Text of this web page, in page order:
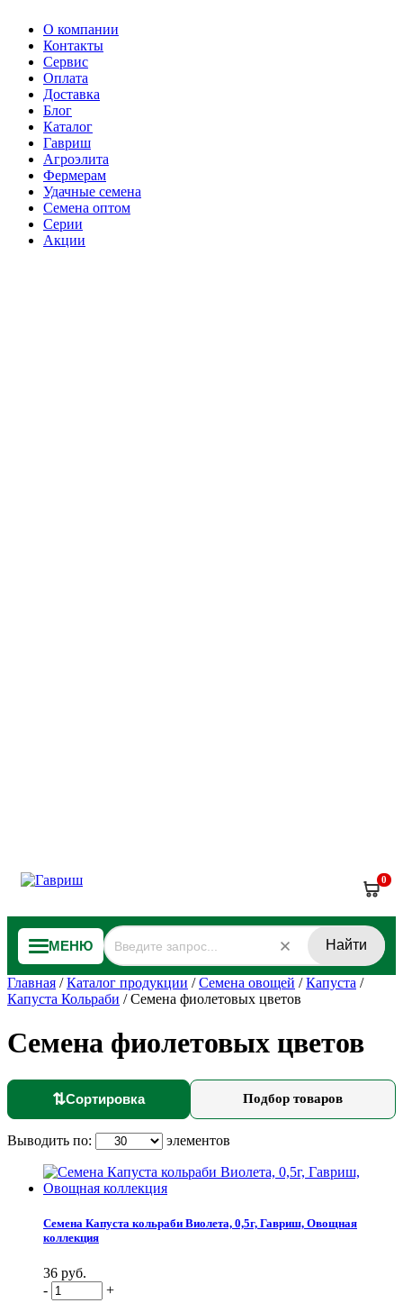
О компании
Контакты
Сервис
Оплата
Доставка
Блог
Каталог
Гавриш
Агроэлита
Фермерам
Удачные семена
Семена оптом
Серии
Акции
0
МЕНЮ Найти
Главная /Каталог продукции /Семена овощей /Капуста /
Капуста Кольраби /Семена фиолетовых цветов
Семена фиолетовых цветов
⇅Сортировка Подбор товаров
Выводить по: элементов
Семена Капуста кольраби Виолета, 0,5г, Гавриш, Овощная
коллекция
36 руб.
-
+